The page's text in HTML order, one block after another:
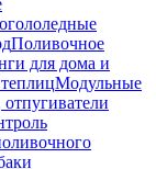
Поливочное
для дома и
Модульные